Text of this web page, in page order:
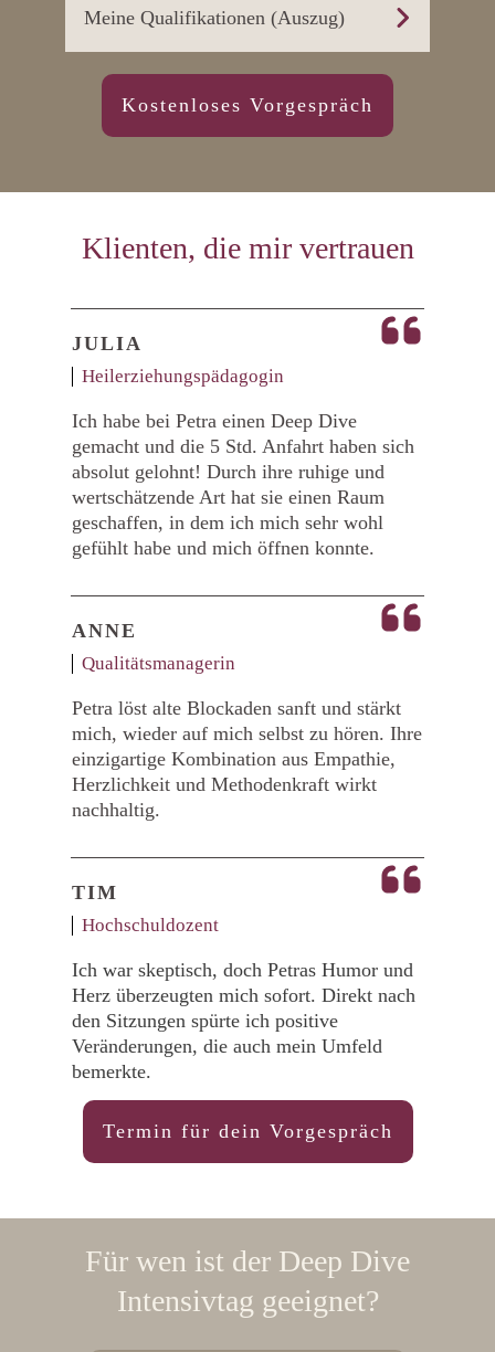
Meine Qualifikationen (Auszug)
Kostenloses Vorgespräch
Klienten, die mir vertrauen
JULIA
Heilerziehungspädagogin
Ich habe bei Petra einen Deep Dive
gemacht und die 5 Std. Anfahrt haben sich
absolut gelohnt! Durch ihre ruhige und
wertschätzende Art hat sie einen Raum
geschaffen, in dem ich mich sehr wohl
gefühlt habe und mich öffnen konnte.
ANNE
Qualitätsmanagerin
Petra löst alte Blockaden sanft und stärkt
mich, wieder auf mich selbst zu hören. Ihre
einzigartige Kombination aus Empathie,
Herzlichkeit und Methodenkraft wirkt
nachhaltig.
TIM
Hochschuldozent
Ich war skeptisch, doch Petras Humor und
Herz überzeugten mich sofort. Direkt nach
den Sitzungen spürte ich positive
Veränderungen, die auch mein Umfeld
bemerkte.
Termin für dein Vorgespräch
Für wen ist der Deep Dive
Intensivtag geeignet?